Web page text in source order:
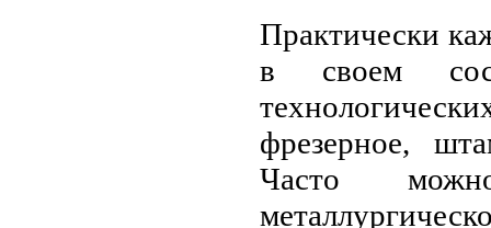
Практически
в своем
фрезерное,
Часто